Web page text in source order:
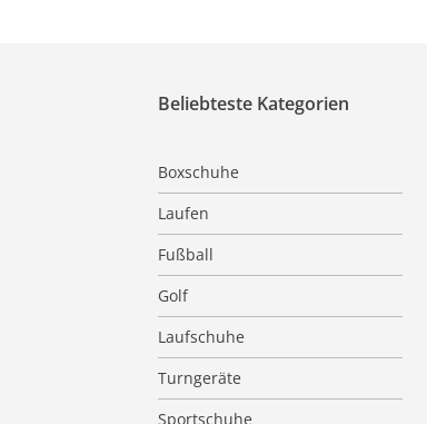
Beliebteste Kategorien
Boxschuhe
Laufen
Fußball
Golf
Laufschuhe
Turngeräte
Sportschuhe